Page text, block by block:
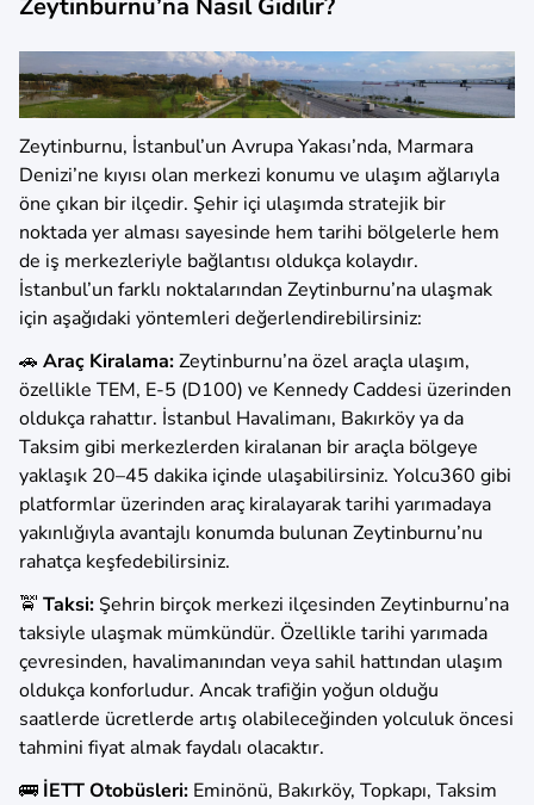
Zeytinburnu, İstanbul’un Avrupa Yakası’nda, Marmara
Denizi’ne kıyısı olan merkezi konumu ve ulaşım ağlarıyla
öne çıkan bir ilçedir. Şehir içi ulaşımda stratejik bir
noktada yer alması sayesinde hem tarihi bölgelerle hem
de iş merkezleriyle bağlantısı oldukça kolaydır.
İstanbul’un farklı noktalarından Zeytinburnu’na ulaşmak
için aşağıdaki yöntemleri değerlendirebilirsiniz:
🚗 Araç Kiralama:Zeytinburnu’na özel araçla ulaşım,
özellikle TEM, E-5 (D100) ve Kennedy Caddesi üzerinden
oldukça rahattır. İstanbul Havalimanı, Bakırköy ya da
Taksim gibi merkezlerden kiralanan bir araçla bölgeye
yaklaşık 20–45 dakika içinde ulaşabilirsiniz. Yolcu360 gibi
platformlar üzerinden araç kiralayarak tarihi yarımadaya
yakınlığıyla avantajlı konumda bulunan Zeytinburnu’nu
rahatça keşfedebilirsiniz.
🚖 Taksi: Şehrin birçok merkezi ilçesinden Zeytinburnu’na
taksiyle ulaşmak mümkündür. Özellikle tarihi yarımada
çevresinden, havalimanından veya sahil hattından ulaşım
oldukça konforludur. Ancak trafiğin yoğun olduğu
saatlerde ücretlerde artış olabileceğinden yolculuk öncesi
tahmini fiyat almak faydalı olacaktır.
🚌 İETT Otobüsleri: Eminönü, Bakırköy, Topkapı, Taksim